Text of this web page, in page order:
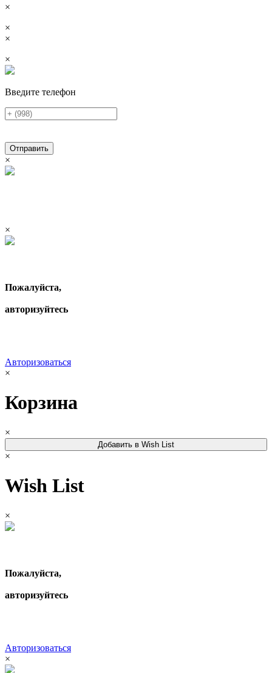
×
×
×
×
Введите телефон
Отправить
×
×
Пожалуйста,
авторизуйтесь
Авторизоваться
×
Корзина
×
Добавить в Wish List
×
Wish List
×
Пожалуйста,
авторизуйтесь
Авторизоваться
×